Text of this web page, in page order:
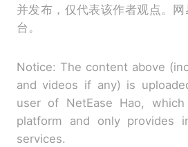
并发布，仅代表该作者观点。
台。
Notice: The content above
and videos if any) is
user of NetEase Hao,
platform and only provides
services.